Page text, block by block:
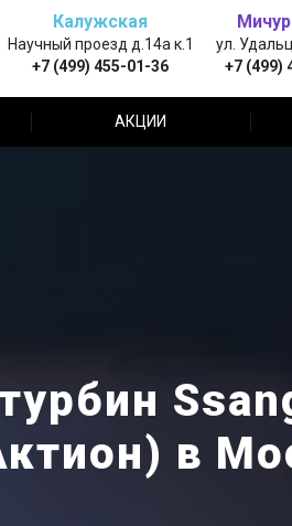
Калужская
Научный проезд д.14а к.1
+7 (499) 455-01-36
ул.
+7 (499)
АКЦИИ
в